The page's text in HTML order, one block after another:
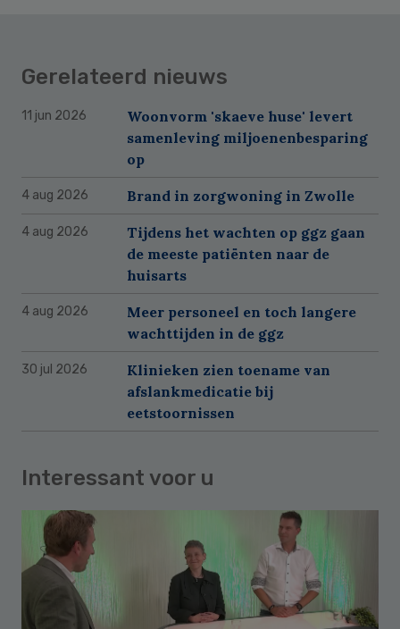
Gerelateerd nieuws
11 jun 2026
Woonvorm 'skaeve huse' levert
samenleving miljoenenbesparing
op
4 aug 2026 Brand in zorgwoning in Zwolle
4 aug 2026
Tijdens het wachten op ggz gaan
de meeste patiënten naar de
huisarts
4 aug 2026
Meer personeel en toch langere
wachttijden in de ggz
30 jul 2026
Klinieken zien toename van
afslankmedicatie bij
eetstoornissen
Interessant voor u